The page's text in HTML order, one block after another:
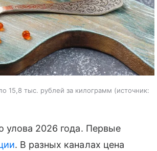
15,8 тыс. рублей за килограмм
источник:
улова 2026 года. Первые
. В разных каналах цена